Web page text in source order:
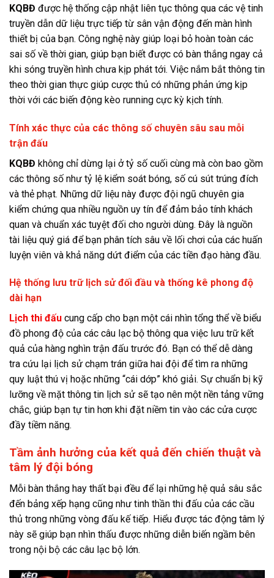
KQBĐ được hệ thống cập nhật liên tục thông qua các vệ tinh
truyền dẫn dữ liệu trực tiếp từ sân vận động đến màn hình
thiết bị của bạn. Công nghệ này giúp loại bỏ hoàn toàn các
sai số về thời gian, giúp bạn biết được có bàn thắng ngay cả
khi sóng truyền hình chưa kịp phát tới. Việc nắm bắt thông tin
theo thời gian thực giúp cược thủ có những phản ứng kịp
thời với các biến động kèo running cực kỳ kịch tính.
Tính xác thực của các thông số chuyên sâu sau mỗi
trận đấu
KQBĐ không chỉ dừng lại ở tỷ số cuối cùng mà còn bao gồm
các thông số như tỷ lệ kiểm soát bóng, số cú sút trúng đích
và thẻ phạt. Những dữ liệu này được đội ngũ chuyên gia
kiểm chứng qua nhiều nguồn uy tín để đảm bảo tính khách
quan và chuẩn xác tuyệt đối cho người dùng. Đây là nguồn
tài liệu quý giá để bạn phân tích sâu về lối chơi của các huấn
luyện viên và khả năng dứt điểm của các tiền đạo hàng đầu.
Hệ thống lưu trữ lịch sử đối đầu và thống kê phong độ
dài hạn
Lịch thi đấu cung cấp cho bạn một cái nhìn tổng thể về biểu
đồ phong độ của các câu lạc bộ thông qua việc lưu trữ kết
quả của hàng nghìn trận đấu trước đó. Bạn có thể dễ dàng
tra cứu lại lịch sử chạm trán giữa hai đội để tìm ra những
quy luật thú vị hoặc những “cái dớp” khó giải. Sự chuẩn bị kỹ
lưỡng về mặt thông tin lịch sử sẽ tạo nên một nền tảng vững
chắc, giúp bạn tự tin hơn khi đặt niềm tin vào các cửa cược
đầy tiềm năng.
Tầm ảnh hưởng của kết quả đến chiến thuật và
tâm lý đội bóng
Mỗi bàn thắng hay thất bại đều để lại những hệ quả sâu sắc
đến bảng xếp hạng cũng như tinh thần thi đấu của các cầu
thủ trong những vòng đấu kế tiếp. Hiểu được tác động tâm lý
này sẽ giúp bạn nhìn thấu được những diễn biến ngầm bên
trong nội bộ các câu lạc bộ lớn.